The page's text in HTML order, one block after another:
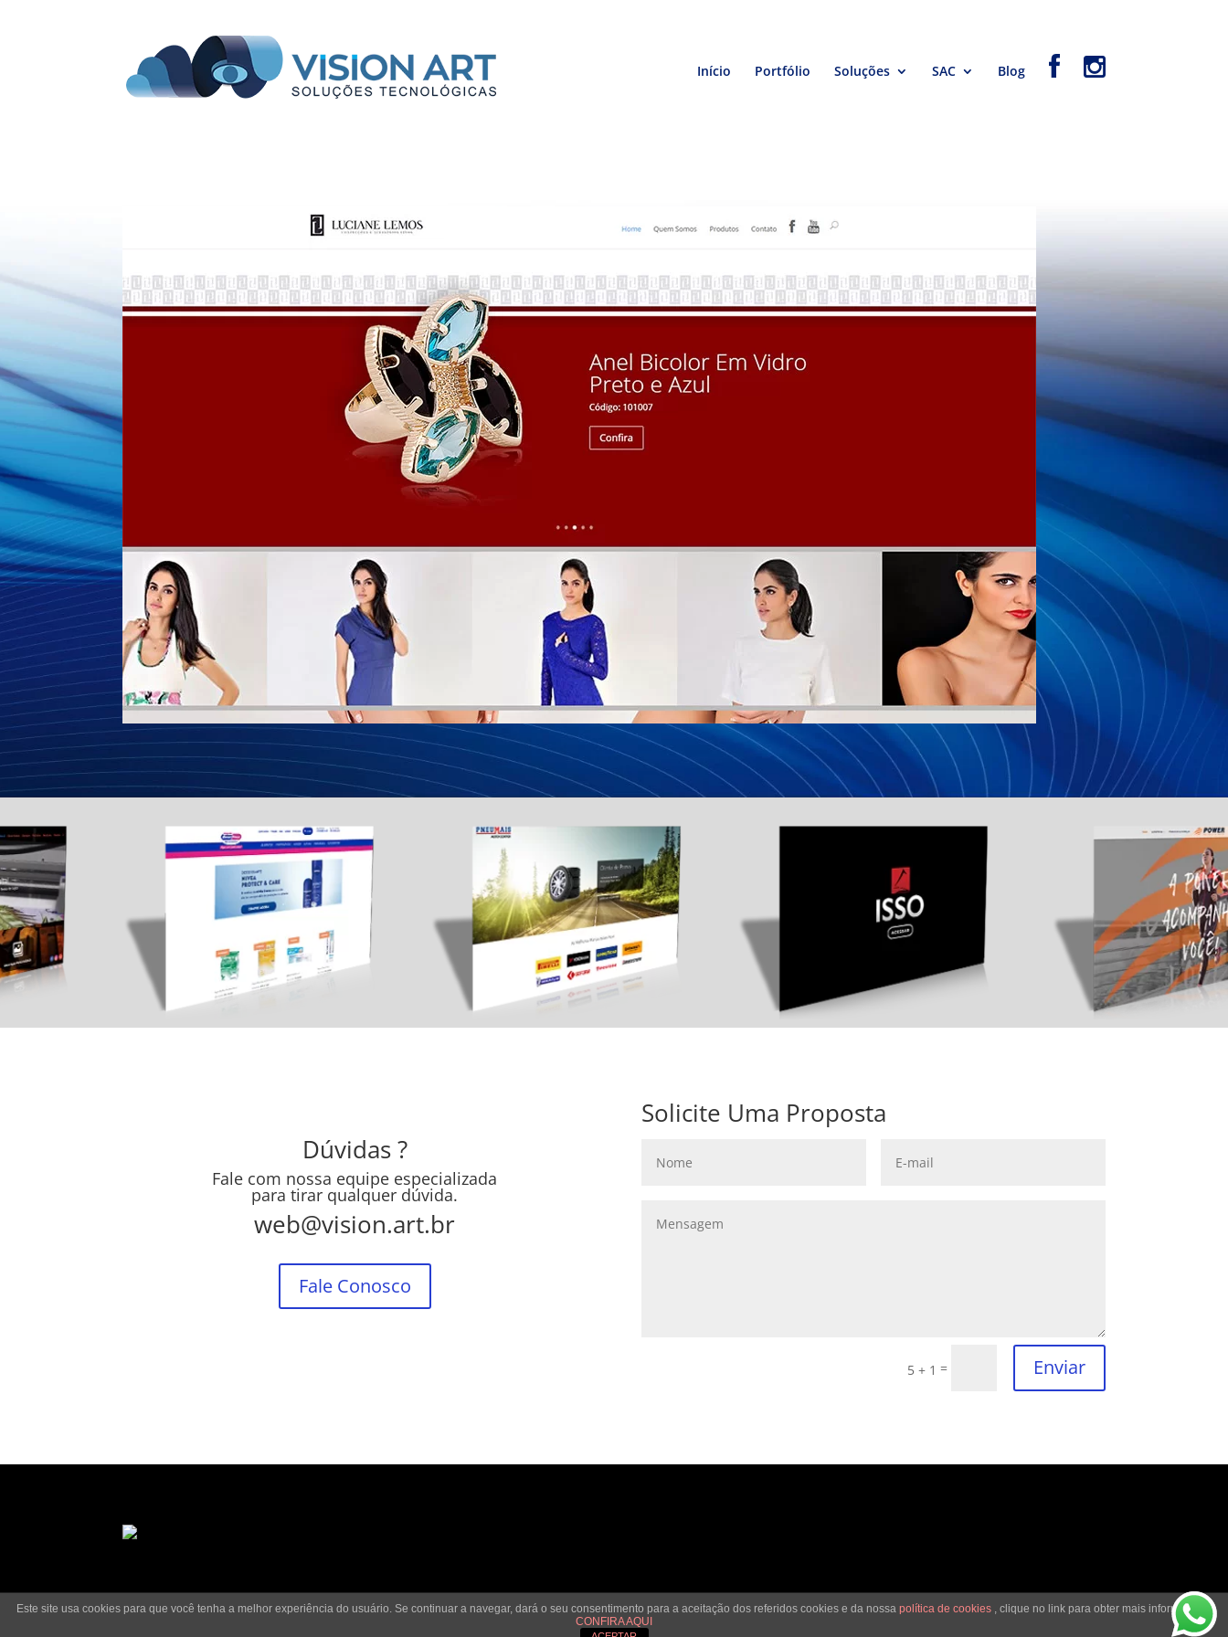
Início Portfólio Soluções SAC Blog
Dúvidas ?
Fale com nossa equipe especializada
para tirar qualquer dúvida.
web@vision.art.br
Fale Conosco
Solicite Uma Proposta
5 + 1 = Enviar
Este site usa cookies para que você tenha a melhor experiência do usuário. Se continuar a navegar, dará o seu consentimento para a aceitação dos referidos cookies e da nossa política de cookies , clique no link para obter mais informações.
CONFIRA AQUI